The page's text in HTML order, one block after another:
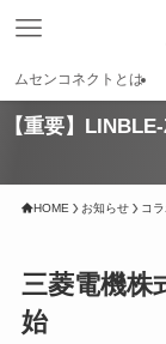
ムセンコネクトとは
【重要】
HOME お知らせ コ
三菱電機株
始